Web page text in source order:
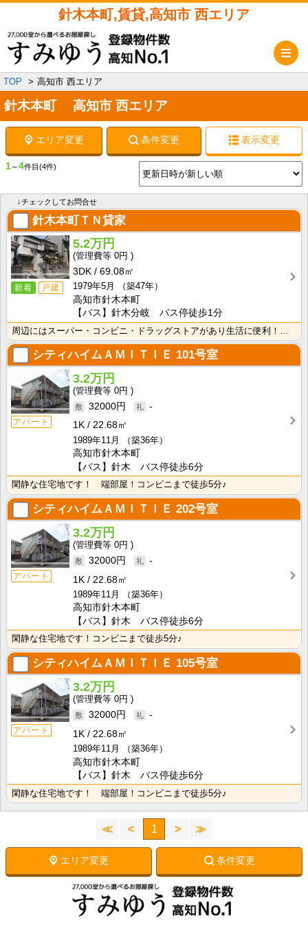
針木本町,賃貸,高知市 西エリア
TOP 高知市 西エリア
針木本町 高知市 西エリア
エリア変更 条件変更 表示変更
1～4件目 (4件)
↓チェックしてお問合せ
針木本町ＴＮ貸家
新着 戸建
5.2万円
0円
3DK
69.08㎡
1979年5月
（築47年）
高知市針木本町
【バス】針木分岐 バス停徒歩1分
周辺にはスーパー・コンビニ・ドラッグストアがあり生活に便利！落ち着く和室の戸建てタイプのお部屋です♪･･･
シティハイムＡＭＩＴＩＥ 101号室
アパート
3.2万円
0円
32000円
-
1K
22.68㎡
1989年11月
（築36年）
高知市針木本町
【バス】針木 バス停徒歩6分
閑静な住宅地です！ 端部屋！コンビニまで徒歩5分♪
シティハイムＡＭＩＴＩＥ 202号室
アパート
3.2万円
0円
32000円
-
1K
22.68㎡
1989年11月
（築36年）
高知市針木本町
【バス】針木 バス停徒歩6分
閑静な住宅地です！コンビニまで徒歩5分♪
シティハイムＡＭＩＴＩＥ 105号室
アパート
3.2万円
0円
32000円
-
1K
22.68㎡
1989年11月
（築36年）
高知市針木本町
【バス】針木 バス停徒歩6分
閑静な住宅地です！ 端部屋！コンビニまで徒歩5分♪
≪ < 1 > ≫
エリア変更 条件変更